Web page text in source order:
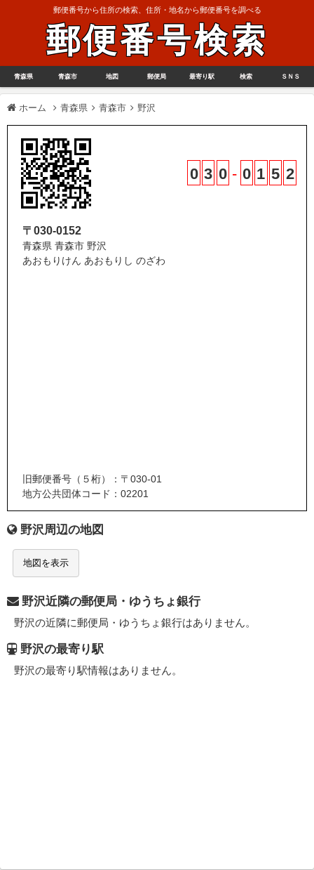
郵便番号から住所の検索、住所・地名から郵便番号を調べる
郵便番号検索
青森県 青森市 地図 郵便局 最寄り駅 検索 ＳＮＳ
ホーム 青森県 青森市 野沢
0 3 0 - 0 1 5 2
〒030-0152
青森県 青森市 野沢
あおもりけん あおもりし のざわ
旧郵便番号（５桁）：〒030-01
地方公共団体コード：02201
野沢周辺の地図
地図を表示
野沢近隣の郵便局・ゆうちょ銀行
野沢の近隣に郵便局・ゆうちょ銀行はありません。
野沢の最寄り駅
野沢の最寄り駅情報はありません。